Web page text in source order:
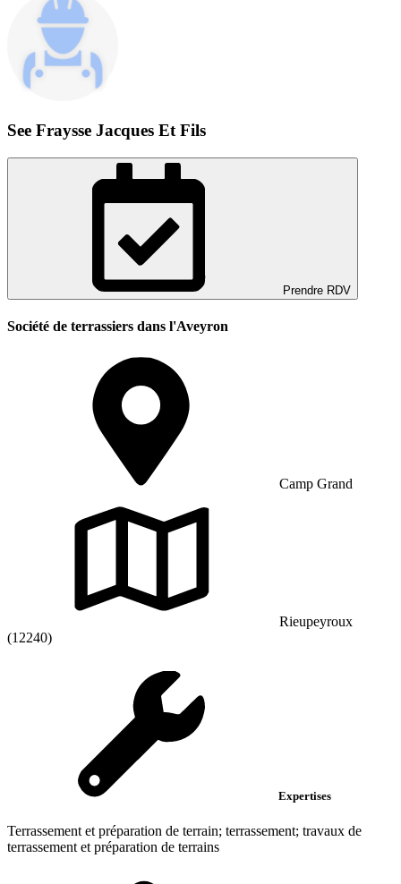
See Fraysse Jacques Et Fils
Prendre RDV
Société de terrassiers dans l'Aveyron
Camp Grand
Rieupeyroux
(12240)
Expertises
Terrassement et préparation de terrain; terrassement; travaux de
terrassement et préparation de terrains